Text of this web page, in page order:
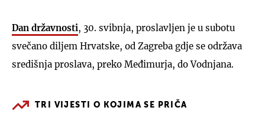
Dan državnosti, 30. svibnja, proslavljen je u subotu
svečano diljem Hrvatske, od Zagreba gdje se održava
središnja proslava, preko Međimurja, do Vodnjana.
TRI VIJESTI O KOJIMA SE PRIČA